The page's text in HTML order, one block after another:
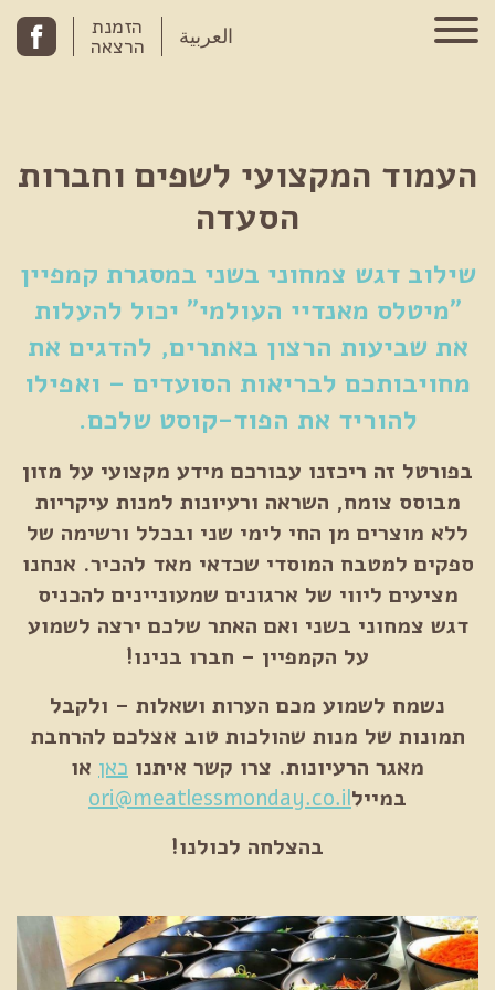
Skip to content
العربية הזמנת
הרצאה
העמוד המקצועי לשפים וחברות
הסעדה
שילוב דגש צמחוני בשני במסגרת קמפיין
"מיטלס מאנדיי העולמי" יכול להעלות
את שביעות הרצון באתרים, להדגים את
מחויבותכם לבריאות הסועדים – ואפילו
להוריד את הפוד-קוסט שלכם.
בפורטל זה ריכזנו עבורכם מידע מקצועי על מזון
מבוסס צומח, השראה ורעיונות למנות עיקריות
ללא מוצרים מן החי לימי שני ובכלל ורשימה של
ספקים למטבח המוסדי שכדאי מאד להכיר. אנחנו
מציעים ליווי של ארגונים שמעוניינים להכניס
דגש צמחוני בשני ואם האתר שלכם ירצה לשמוע
על הקמפיין – חברו בנינו!
נשמח לשמוע מכם הערות ושאלות – ולקבל
תמונות של מנות שהולכות טוב אצלכם להרחבת
מאגר הרעיונות. צרו קשר איתנו כאן או
במיילori@meatlessmonday.co.il
בהצלחה לכולנו!